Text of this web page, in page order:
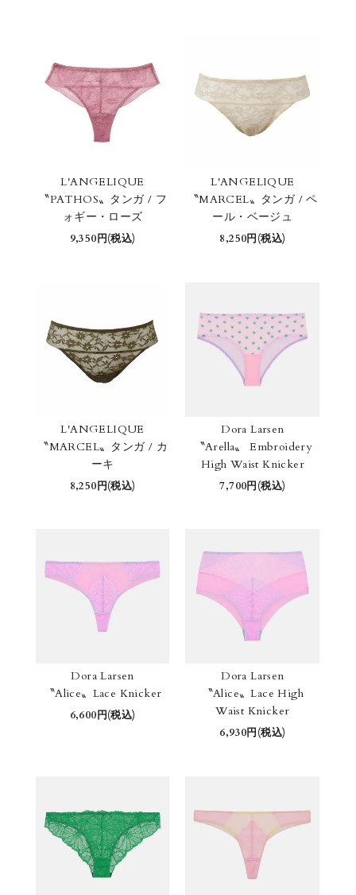
L'ANGELIQUE
〝PATHOS〟タンガ / フ
ォギー・ローズ
9,350円(税込)
L'ANGELIQUE
〝MARCEL〟タンガ / ペ
ール・ベージュ
8,250円(税込)
L'ANGELIQUE
〝MARCEL〟タンガ / カ
ーキ
8,250円(税込)
Dora Larsen
〝Arella〟 Embroidery
High Waist Knicker
7,700円(税込)
Dora Larsen
〝Alice〟Lace Knicker
6,600円(税込)
Dora Larsen
〝Alice〟Lace High
Waist Knicker
6,930円(税込)